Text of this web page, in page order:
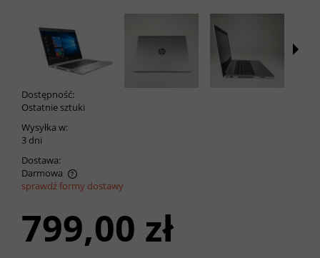
Dostępność:
Ostatnie sztuki
Wysyłka w:
3 dni
Dostawa:
Darmowa
sprawdź formy dostawy
799,00 zł